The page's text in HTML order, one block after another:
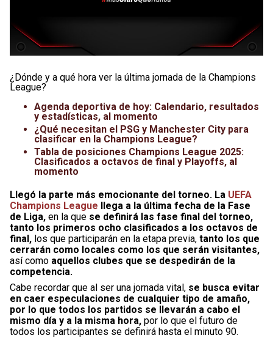
¿Dónde y a qué hora ver la última jornada de la Champions
League?
Agenda deportiva de hoy: Calendario, resultados
y estadísticas, al momento
¿Qué necesitan el PSG y Manchester City para
clasificar en la Champions League?
Tabla de posiciones Champions League 2025:
Clasificados a octavos de final y Playoffs, al
momento
Llegó la parte más emocionante del torneo. La UEFA
Champions League llega a la última fecha de la Fase
de Liga, en la que se definirá las fase final del torneo,
tanto los primeros ocho clasificados a los octavos de
final, los que participarán en la etapa previa, tanto los que
cerrarán como locales como los que serán visitantes,
así como aquellos clubes que se despedirán de la
competencia.
Cabe recordar que al ser una jornada vital, se busca evitar
en caer especulaciones de cualquier tipo de amaño,
por lo que todos los partidos se llevarán a cabo el
mismo día y a la misma hora, por lo que el futuro de
todos los participantes se definirá hasta el minuto 90.